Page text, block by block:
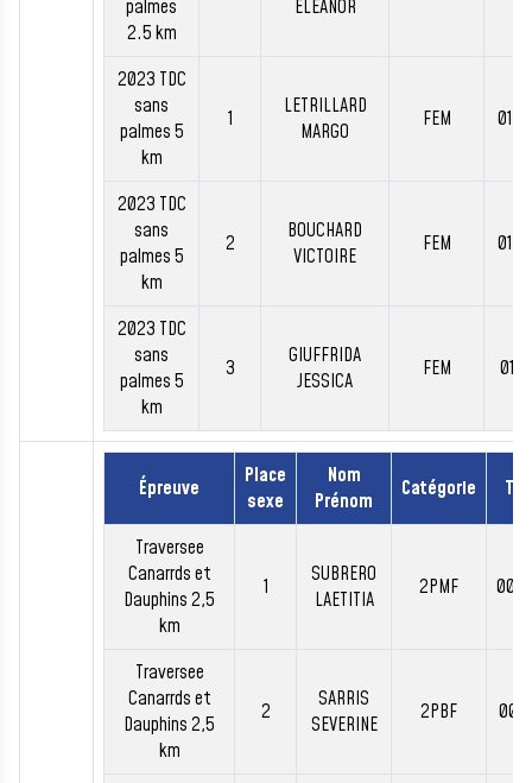
palmes
2.5 km
ELEANOR
2023 TDC
sans
palmes 5
km
1
LETRILLARD
MARGO
FEM
2023 TDC
sans
palmes 5
km
2
BOUCHARD
VICTOIRE
FEM
2023 TDC
sans
palmes 5
km
3
GIUFFRIDA
JESSICA
FEM
Épreuve
Place
sexe
Nom
Prénom
Catégorie
Traversee
Canarrds et
Dauphins 2,5
km
1
SUBRERO
LAETITIA
2PMF
Traversee
Canarrds et
Dauphins 2,5
km
2
SARRIS
SEVERINE
2PBF